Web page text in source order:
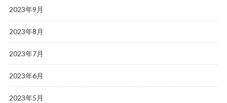
2023年9月
2023年8月
2023年7月
2023年6月
2023年5月